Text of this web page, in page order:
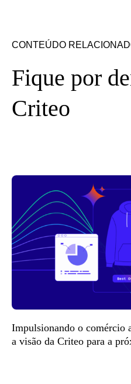
CONTEÚDO
Fique por
Criteo
Impulsionando o comércio
a visão da Criteo para a